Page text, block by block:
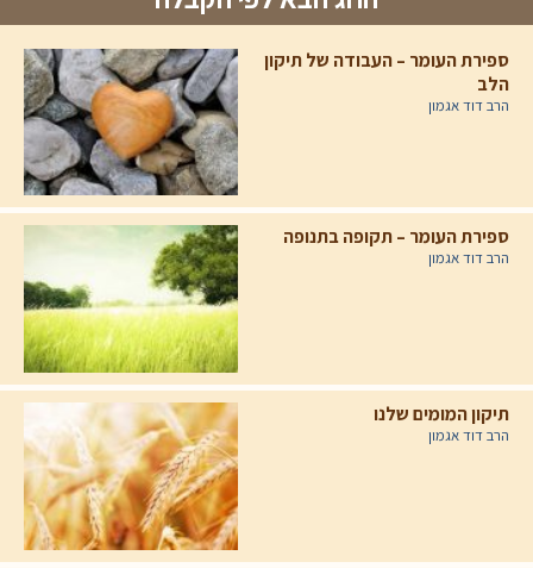
ספירת העומר – העבודה של תיקון
הלב
הרב דוד אגמון
ספירת העומר – תקופה בתנופה
הרב דוד אגמון
תיקון המומים שלנו
הרב דוד אגמון